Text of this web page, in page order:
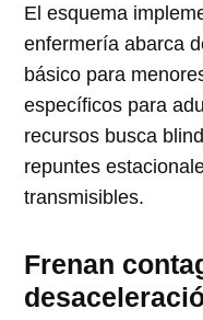
El esquema
enfermería abarca
básico para
específicos para
recursos busca
repuntes
transmisibles.
Frenan